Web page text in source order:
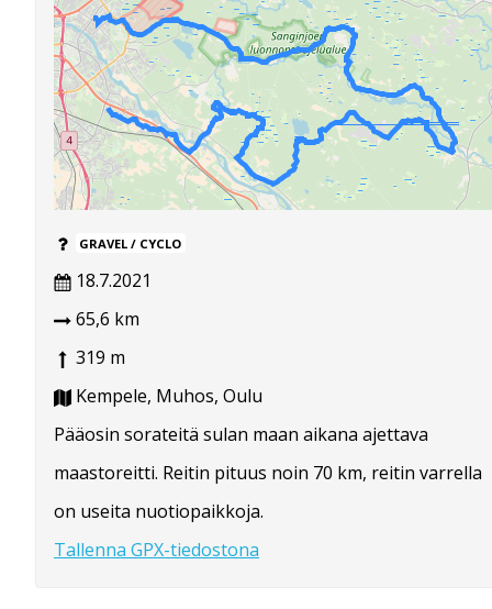
GRAVEL / CYCLO
18.7.2021
65,6 km
319 m
Kempele, Muhos, Oulu
Pääosin sorateitä sulan maan aikana ajettava
maastoreitti. Reitin pituus noin 70 km, reitin varrella
on useita nuotiopaikkoja.
Tallenna GPX-tiedostona